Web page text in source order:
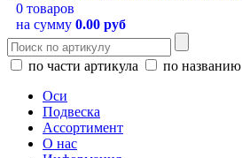
0 товаров
на сумму 0.00 руб
по части артикула
по названию
Оси
Подвеска
Ассортимент
О нас